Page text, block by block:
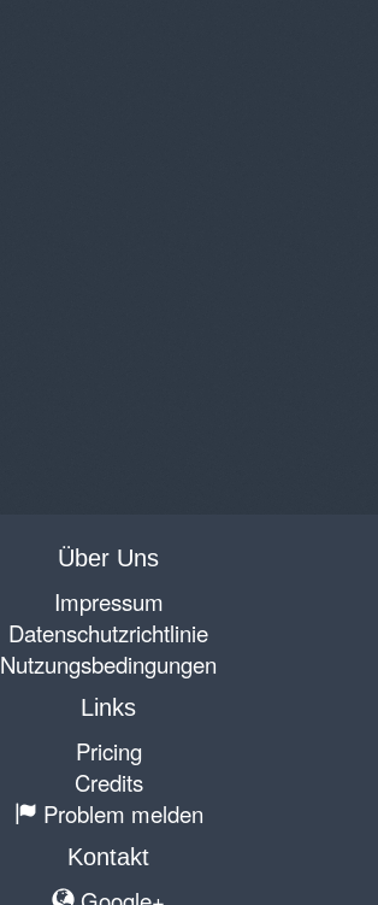
Über Uns
Impressum
Datenschutzrichtlinie
Nutzungsbedingungen
Links
Pricing
Credits
Problem melden
Kontakt